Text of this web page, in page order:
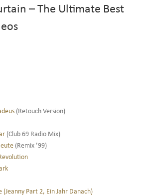
– The Ultimate Best
(Retouch Version)
(Club 69 Radio Mix)
(Remix ’99)
(Jeanny Part 2, Ein Jahr Danach)